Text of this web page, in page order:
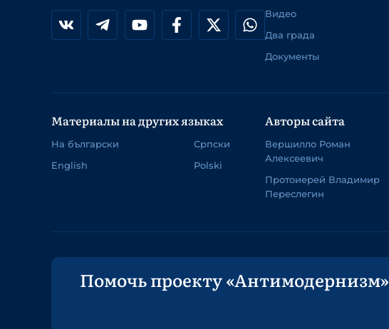
Видео
Два града
Документы
Материалы на других языках
На български
English
Српски
Polski
Авторы сайта
Вершилло Роман
Алексеевич
Протоиерей Владимир
Переслегин
Помочь проекту «Антимодернизм»